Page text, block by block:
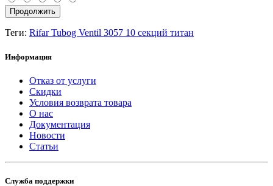
Продолжить
Теги: Rifar Tubog Ventil 3057 10 секций титан
Информация
Отказ от услуги
Скидки
Условия возврата товара
О нас
Документация
Новости
Статьи
Служба поддержки